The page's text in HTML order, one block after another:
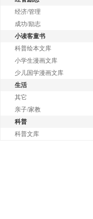
经济/管理
成功/励志
小读客童书
科普绘本文库
小学生漫画文库
少儿国学漫画文库
生活
其它
亲子/家教
科普
科普文库